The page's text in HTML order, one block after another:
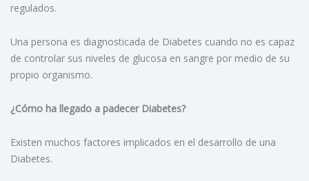
regulados.
Una persona es diagnosticada de Diabetes cuando no es capaz
de controlar sus niveles de glucosa en sangre por medio de su
propio organismo.
¿Cómo ha llegado a padecer Diabetes?
Existen muchos factores implicados en el desarrollo de una
Diabetes.